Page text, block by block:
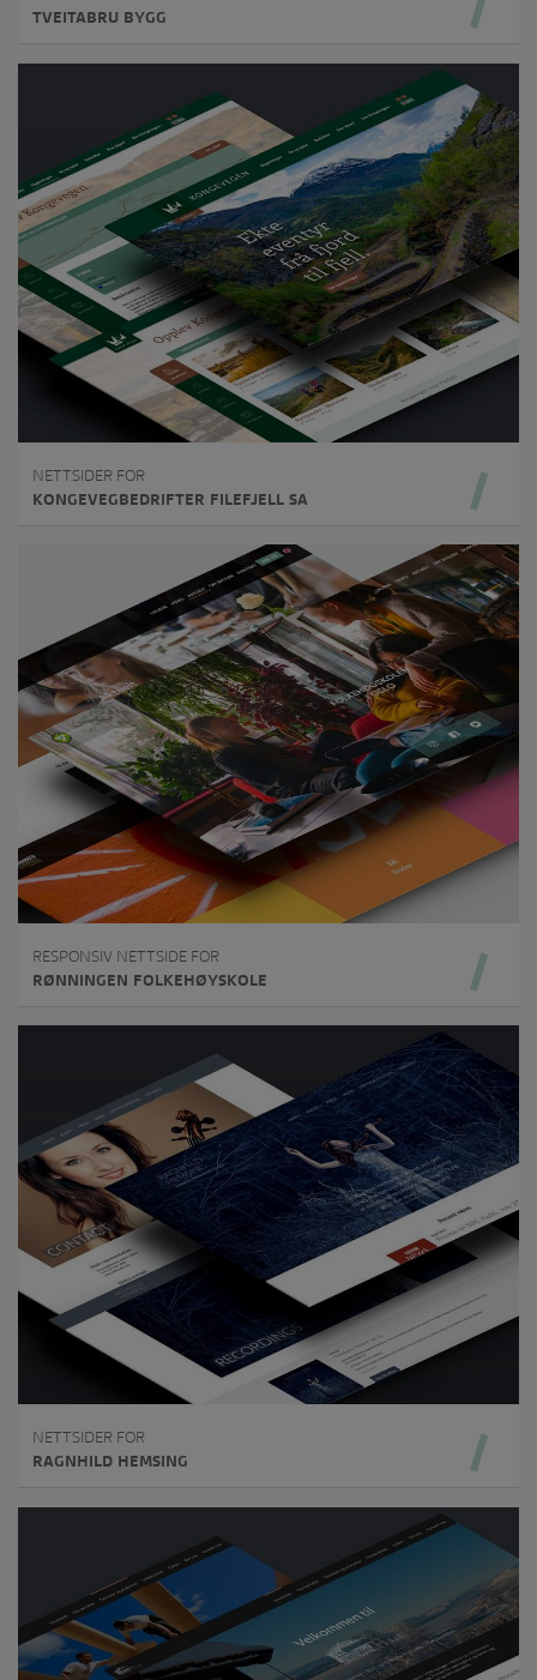
TVEITABRU BYGG
NETTSIDER FOR
KONGEVEGBEDRIFTER FILEFJELL SA
RESPONSIV NETTSIDE FOR
RØNNINGEN FOLKEHØYSKOLE
NETTSIDER FOR
RAGNHILD HEMSING